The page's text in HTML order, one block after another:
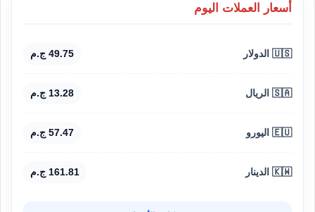
أسعار العملات اليوم
🇺🇸 الدولار 49.75 ج.م
🇸🇦 الريال 13.28 ج.م
🇪🇺 اليورو 57.47 ج.م
🇰🇼 الدينار 161.81 ج.م